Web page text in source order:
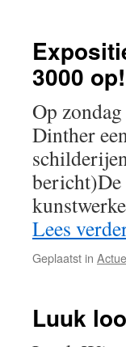
naar
3000 op!
Op
Dinther
bericht)De
Lees
Geplaatst in
Luuk